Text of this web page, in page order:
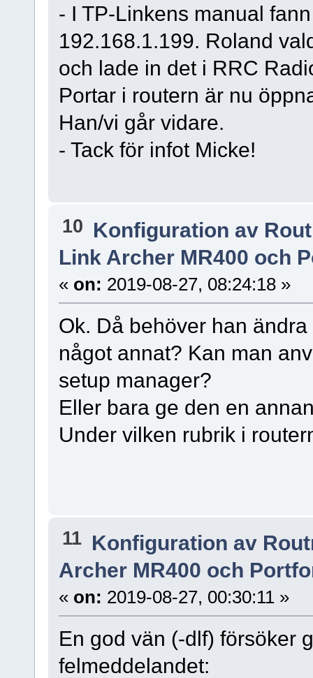
- I TP-Linkens manual
192.168.1.199. Roland
och lade in det i RRC
Portar i routern är nu
Han/vi går vidare.
- Tack för infot Micke!
10 Konfiguration av
Link Archer MR400 och
« on: 2019-08-27, 08:24:18 »
Ok. Då behöver han
något annat? Kan man
setup manager?
Eller bara ge den en
Under vilken rubrik i
11 Konfiguration av
Archer MR400 och
« on: 2019-08-27, 00:30:11 »
En god vän (-dlf) försöker
felmeddelandet: